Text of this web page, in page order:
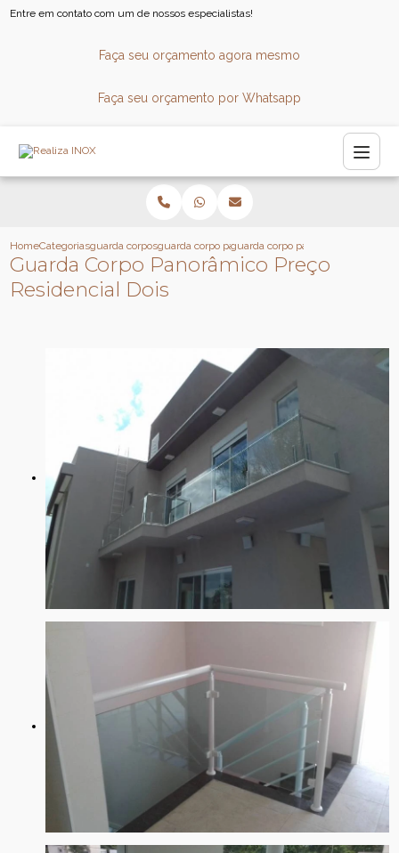
Entre em contato com um de nossos especialistas!
Faça seu orçamento agora mesmo
Faça seu orçamento por Whatsapp
HomeCategoriasguarda corposguarda corpo para sacadaguarda corpo panoramico preco
Guarda Corpo Panorâmico Preço
Residencial Dois